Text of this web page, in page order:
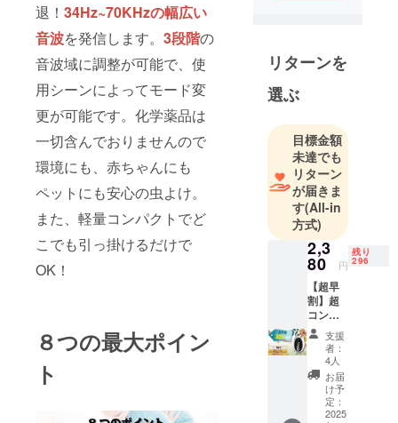
退！ 34Hz~70KHzの幅広い
音波を発信します。 3段階の
音波域に調整が可能で、使
用シーンによってモード変
更が可能です。化学薬品は
⼀切含んでおりませんので
環境にも、赤ちゃんにも
ペットにも安心の虫よけ。
また、軽量コンパクトでど
こでも引っ掛けるだけで
OK！
８つの最大ポイン
ト
これまで自
社製品や
OEM商材を
含め数多く
商品を販売
してきまし
た。
前身となる
会社から２
人で立ち上
げた小さな
会社です
が、【皆
が 毎日、
楽しく】を
リターンを
選ぶ
目標金額
未達でも
リターン
が届きま
す(All-in
方式)
2,3
80 円
残り
296
【超早
割】超
コンパ
クト カ
ラビナ
式虫よ
け
ウォッ
チ1個
ホワイ
支援
者：
4人
お届
け予
定：
2025